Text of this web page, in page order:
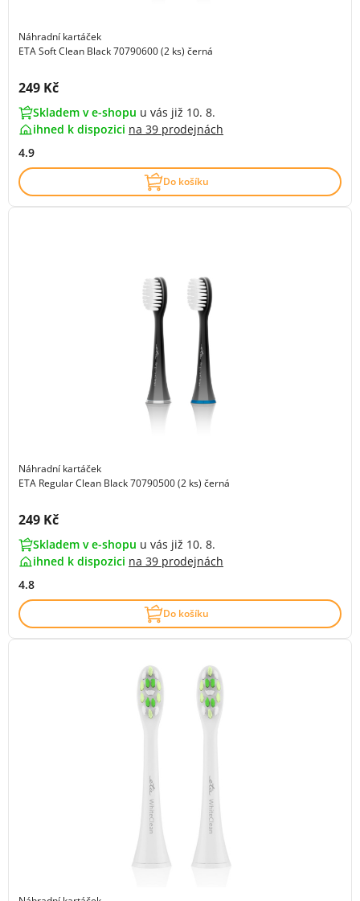
Náhradní kartáček
ETA Soft Clean Black 70790600 (2 ks) černá
Cena s DPH:
249 Kč
Skladem v e-shopu u vás již 10. 8.
ihned k dispozici na 39 prodejnách
4.9
Do košíku
Náhradní kartáček
ETA Regular Clean Black 70790500 (2 ks) černá
Cena s DPH:
249 Kč
Skladem v e-shopu u vás již 10. 8.
ihned k dispozici na 39 prodejnách
4.8
Do košíku